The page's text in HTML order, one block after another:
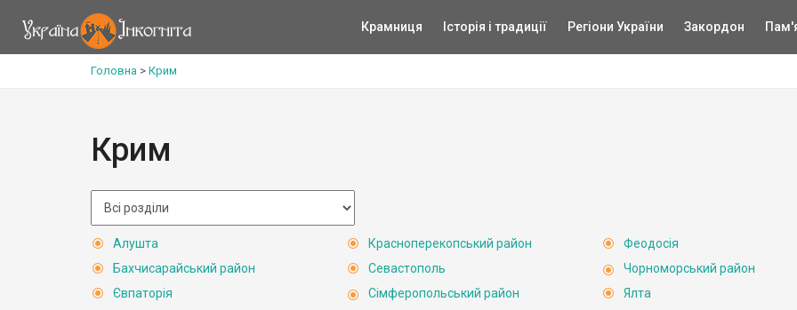
Крамниця Історія і традиції Регіони України Закордон
Головна > Крим
Крим
Алушта
Бахчисарайський район
Євпаторія
Красноперекопський район
Севастополь
Сімферопольський район
Феодосія
Чорноморський район
Ялта